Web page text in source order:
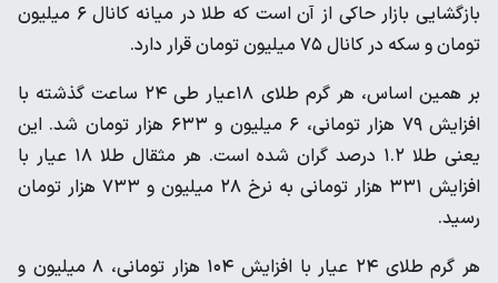
بازگشایی بازار حاکی از آن است که طلا در میانه کانال ۶ میلیون
تومان و سکه در کانال ۷۵ میلیون تومان قرار دارد.
بر همین اساس، هر گرم طلای ۱۸عیار طی ۲۴ ساعت گذشته با
افزایش ۷۹ هزار تومانی، ۶ میلیون و ۶۳۳ هزار تومان شد. این
یعنی طلا ۱.۲ درصد گران شده است. هر مثقال طلا ۱۸ عیار با
افزایش ۳۳۱ هزار تومانی به نرخ ۲۸ میلیون و ۷۳۳ هزار تومان
رسید.
هر گرم طلای ۲۴ عیار با افزایش ۱۰۴ هزار تومانی، ۸ میلیون و